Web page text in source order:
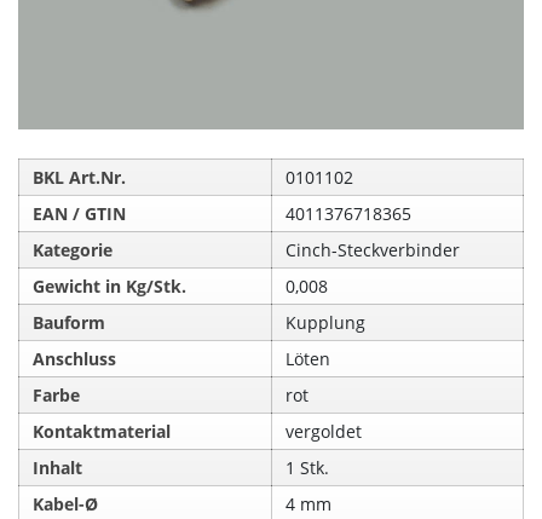
BKL Art.Nr.
0101102
EAN / GTIN
4011376718365
Kategorie
Cinch-Steckverbinder
Gewicht in Kg/Stk.
0,008
Bauform
Kupplung
Anschluss
Löten
Farbe
rot
Kontaktmaterial
vergoldet
Inhalt
1 Stk.
Kabel-Ø
4 mm